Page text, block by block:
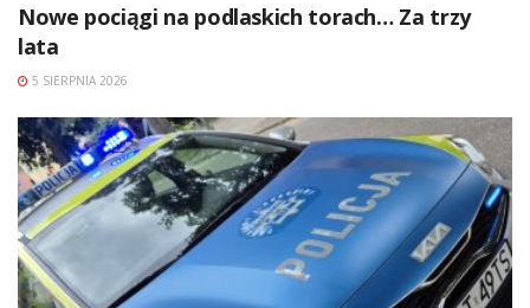
Nowe pociągi na podlaskich torach… Za trzy
lata
5 SIERPNIA 2026